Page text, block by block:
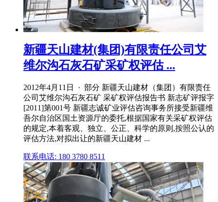
新疆天山建材(集团)有限责任公司艾
维尔沟石灰石矿采矿权评估 ...
2012年4月11日 · 部分 新疆天山建材（集团）有限责任
公司艾维尔沟石灰石矿 采矿权评估报告书 新志矿评报字
[2011]第001号 新疆志诚矿业评估咨询事务所接受新疆维
吾尔自治区国土资源厅的委托,根据国家有关采矿权评估
的规定,本着客观、独立、公正、科学的原则,按照公认的
评估方法,对拟出让的新疆天山建材 ...
联系电话: 180 3780 8511